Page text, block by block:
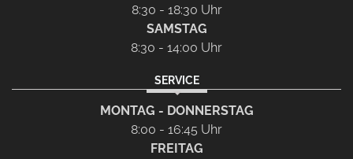
8:30 - 18:30 Uhr
SAMSTAG
8:30 - 14:00 Uhr
SERVICE
MONTAG - DONNERSTAG
8:00 - 16:45 Uhr
FREITAG